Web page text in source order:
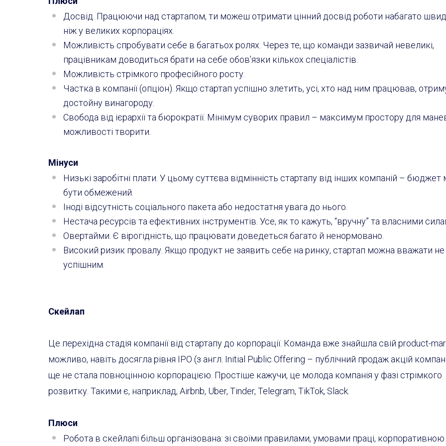
Досвід. Працюючи над стартапом, ти можеш отримати цінний досвід роботи набагато
ніж у великих корпораціях.
Можливість спробувати себе в багатьох ролях. Через те, що команди зазвичай невеликі,
працівникам доводиться брати на себе обов’язки кількох спеціалістів.
Можливість стрімкого професійного росту.
Частка в компанії (опціон). Якщо стартап успішно злетить, усі, хто над ним працював,
достойну винагороду.
Свобода від ієрархії та бюрократії. Мінімум суворих правил – максимум простору для
можливості творити.
Мінуси
Низькі заробітні плати. У цьому суттєва відмінність стартапу від інших компаній – бюджет
бути обмежений.
Іноді відсутність соціального пакета або недостатня увага до нього.
Нестача ресурсів та ефективних інструментів. Усе, як то кажуть, “вручну” та власними
Овертайми. Є вірогідність, що працювати доведеться багато й ненормовано.
Високий ризик провалу. Якщо продукт не заявить себе на ринку, стартап можна вважати не
успішним.
Скейлап
Це перехідна стадія компанії від стартапу до корпорації. Команда вже знайшла свій product-
можливо, навіть досягла рівня IPO (з англ. Initial Public Offering – публічний продаж акцій
ще не стала повноцінною корпорацією. Простіше кажучи, це молода компанія у фазі стрімкого
розвитку. Такими є, наприклад, Airbnb, Uber, Tinder, Telegram, TikTok, Slack.
Плюси
Робота в скейлапі більш організована: зі своїми правилами, умовами праці, корпоративною